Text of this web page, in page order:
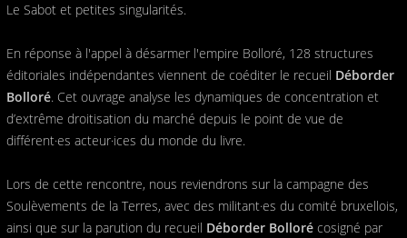
Le Sabot et petites singularités.
En réponse à l'appel à désarmer l'empire Bolloré, 128 structures
éditoriales indépendantes viennent de coéditer le recueil Déborder
Bolloré. Cet ouvrage analyse les dynamiques de concentration et
d’extrême droitisation du marché depuis le point de vue de
différent·es acteur·ices du monde du livre.
Lors de cette rencontre, nous reviendrons sur la campagne des
Soulèvements de la Terres, avec des militant·es du comité bruxellois,
ainsi que sur la parution du recueil Déborder Bolloré cosigné par